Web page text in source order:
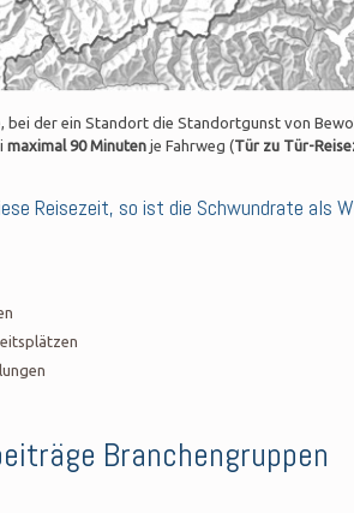
bei der ein Standort die Standortgunst von
maximal 90 Minuten je Fahrweg (Tür zu Tür-
Reisezeit, so ist die Schwundrate als
Branchengruppen